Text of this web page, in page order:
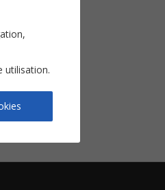
utilisation.